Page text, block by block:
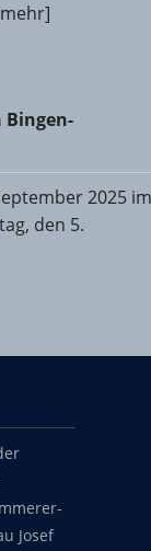
Ingelheim
Bingen-
2025 im
den 5.
Josef